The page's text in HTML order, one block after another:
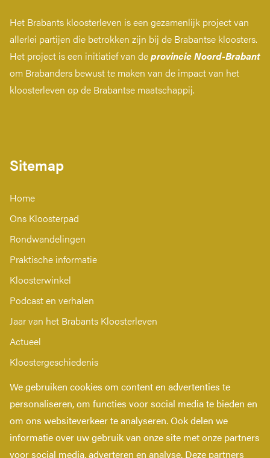
Het Brabants kloosterleven is een gezamenlijk project van
allerlei partijen die betrokken zijn bij de Brabantse kloosters.
Het project is een initiatief van deprovincie Noord-Brabant
om Brabanders bewust te maken van de impact van het
kloosterleven op de Brabantse maatschappij.
Sitemap
Home
Ons Kloosterpad
Rondwandelingen
Praktische informatie
Kloosterwinkel
Podcast en verhalen
Jaar van het Brabants Kloosterleven
Actueel
Kloostergeschiedenis
Nieuwsbrief
Contact
Privacy verklaring
Toegankelijkheidsverklaring
We gebruiken cookies om content en advertenties te
personaliseren, om functies voor social media te bieden en
om ons websiteverkeer te analyseren. Ook delen we
informatie over uw gebruik van onze site met onze partners
voor social media, adverteren en analyse. Deze partners